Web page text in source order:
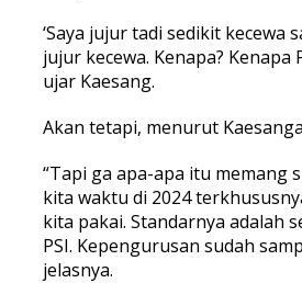
a
s
y
a
a
t
B
a
l
‘Saya jujur tadi sedikit kecewa
jujur kecewa. Kenapa? Kenapa
ujar Kaesang.
Akan tetapi, menurut
“Tapi ga apa-apa itu memang
kita waktu di 2024
kita pakai. Standarnya adalah
PSI. Kepengurusan sudah
jelasnya.